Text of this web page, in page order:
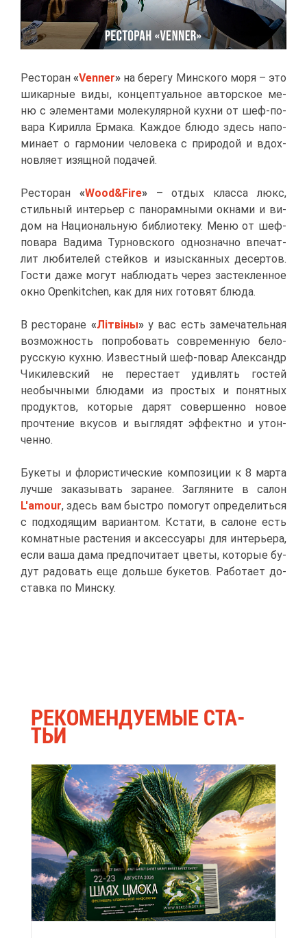
Ре­сто­ран«Venner» на бе­ре­гу Мин­ско­го мо­ря – это
ши­кар­ные ви­ды, кон­цеп­ту­аль­ное ав­тор­ское ме­
ню с эле­мен­та­ми мо­ле­ку­ляр­ной кух­ни от шеф-по­
ва­ра Ки­рил­ла Ер­ма­ка. Каж­дое блю­до здесь на­по­
ми­на­ет о гар­мо­нии че­ло­ве­ка с при­ро­дой и вдох­
нов­ля­ет изящ­ной по­да­чей.
Ре­сто­ран «Wood&Fire»­­– от­дых клас­са люкс,
стиль­ный ин­те­рьер с па­но­рам­ны­ми ок­на­ми и ви­
дом на На­ци­о­наль­ную биб­лио­те­ку. Ме­ню от шеф-
по­ва­ра Ва­ди­ма Тур­нов­ско­го од­но­знач­но впе­чат­
лит лю­би­те­лей стей­ков и изыс­кан­ных де­сер­тов.
Го­сти да­же мо­гут на­блю­дать че­рез за­стек­лен­ное
ок­но Openkitchen, как для них го­то­вят блю­да.
В ре­сто­ране «Літвіны»у вас есть за­ме­ча­тель­ная
воз­мож­ность по­про­бо­вать со­вре­мен­ную бе­ло­
рус­скую кух­ню. Из­вест­ный шеф-по­вар Алек­сандр
Чи­ки­лев­ский не пе­ре­ста­ет удив­лять го­стей
необыч­ны­ми блю­да­ми из про­стых и по­нят­ных
про­дук­тов, ко­то­рые да­рят со­вер­шен­но но­вое
про­чте­ние вку­сов и вы­гля­дят эф­фект­но и утон­
чен­но.
Бу­ке­ты и фло­ри­сти­че­ские ком­по­зи­ции к 8 мар­та
луч­ше за­ка­зы­вать за­ра­нее. За­гля­ни­те в са­лон
L'amour, здесь вам быст­ро по­мо­гут опре­де­лить­ся
с под­хо­дя­щим ва­ри­ан­том. Кста­ти, в са­лоне есть
ком­нат­ные рас­те­ния и ак­сес­су­а­ры для ин­те­рье­ра,
ес­ли ва­ша да­ма пред­по­чи­та­ет цве­ты, ко­то­рые бу­
дут ра­до­вать еще доль­ше бу­ке­тов. Ра­бо­та­ет до­
став­ка по Мин­ску.
РЕ­КО­МЕН­ДУ­Е­МЫЕ СТА­
ТЬИ